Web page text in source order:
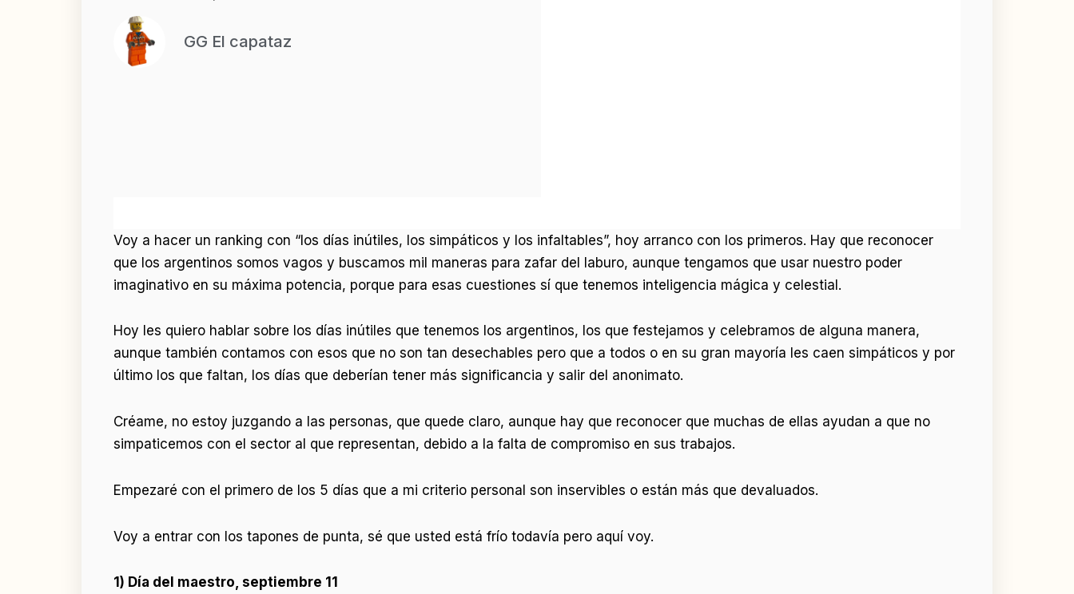
GG El capataz
Voy a hacer un ranking con “los días inútiles, los simpáticos y los infaltables”, hoy arranco con los primeros. Hay que reconocer
que los argentinos somos vagos y buscamos mil maneras para zafar del laburo, aunque tengamos que usar nuestro poder
imaginativo en su máxima potencia, porque para esas cuestiones sí que tenemos inteligencia mágica y celestial.
Hoy les quiero hablar sobre los días inútiles que tenemos los argentinos, los que festejamos y celebramos de alguna manera,
aunque también contamos con esos que no son tan desechables pero que a todos o en su gran mayoría les caen simpáticos y por
último los que faltan, los días que deberían tener más significancia y salir del anonimato.
Créame, no estoy juzgando a las personas, que quede claro, aunque hay que reconocer que muchas de ellas ayudan a que no
simpaticemos con el sector al que representan, debido a la falta de compromiso en sus trabajos.
Empezaré con el primero de los 5 días que a mi criterio personal son inservibles o están más que devaluados.
Voy a entrar con los tapones de punta, sé que usted está frío todavía pero aquí voy.
1) Día del maestro, septiembre 11